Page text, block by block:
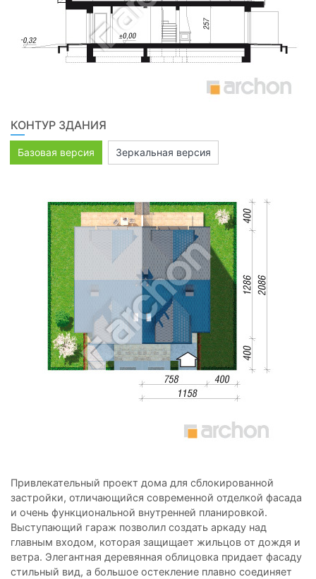
КОНТУР ЗДАНИЯ
Базовая версия Зеркальная версия
Привлекательный проект дома для сблокированной
застройки, отличающийся современной отделкой фасада
и очень функциональной внутренней планировкой.
Выступающий гараж позволил создать аркаду над
главным входом, которая защищает жильцов от дождя и
ветра. Элегантная деревянная облицовка придает фасаду
стильный вид, а большое остекление плавно соединяет